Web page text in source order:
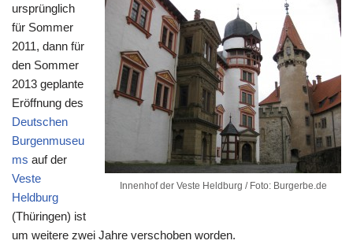
Innenhof der Veste Heldburg / Foto: Burgerbe.de
ursprünglich
für Sommer
2011, dann für
den Sommer
2013 geplante
Eröffnung des
Deutschen
Burgenmuseu
ms auf der
Veste
Heldburg
(Thüringen) ist
um weitere zwei Jahre verschoben worden.